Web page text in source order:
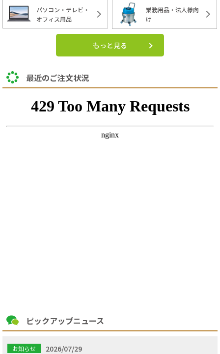
パソコン・テレビ・
オフィス用品
業務用品・法人様向
け
もっと見る
最近のご注文状況
ピックアップニュース
お知らせ 2026/07/29